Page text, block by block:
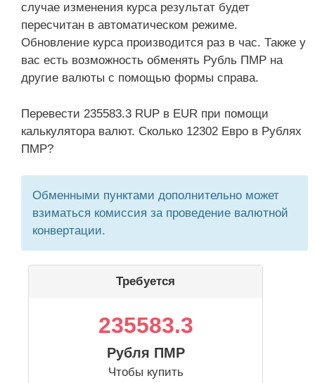
случае изменения курса результат будет
пересчитан в автоматическом режиме.
Обновление курса производится раз в час. Также у
вас есть возможность обменять Рубль ПМР на
другие валюты с помощью формы справа.
Перевести 235583.3 RUP в EUR при помощи
калькулятора валют. Сколько 12302 Евро в Рублях
ПМР?
Обменными пунктами дополнительно может
взиматься комиссия за проведение валютной
конвертации.
Требуется
235583.3
Рубля ПМР
Чтобы купить